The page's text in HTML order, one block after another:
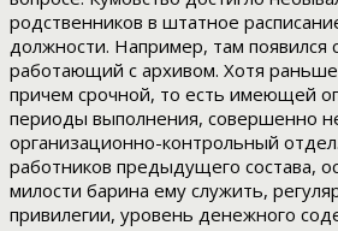
родственников в штатное
должности. Например, там появился
работающий с архивом. Хотя
причем срочной, то есть имеющей
периоды выполнения, совершенно
организационно-контрольный
работников предыдущего состава,
милости барина ему служить,
привилегии, уровень денежного